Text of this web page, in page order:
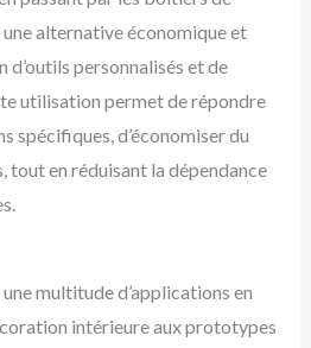
alternative économique et
personnalisés et de
utilisation permet de répondre
spécifiques, d’économiser du
tout en réduisant la dépendance
multitude d’applications en
intérieure aux prototypes